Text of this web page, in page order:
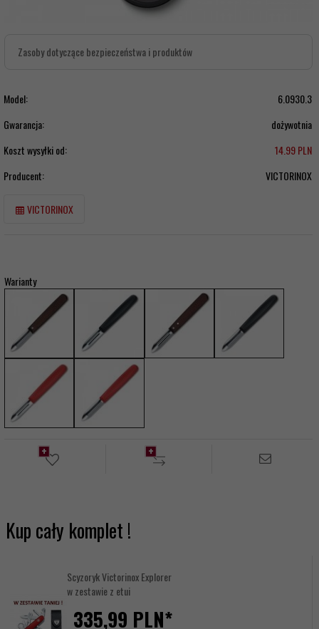
Zasoby dotyczące bezpieczeństwa i produktów
Model:
6.0930.3
Gwarancja:
dożywotnia
Koszt wysyłki od:
14.99 PLN
Producent:
VICTORINOX
VICTORINOX
Warianty
Kup cały komplet !
Scyzoryk Victorinox Explorer
w zestawie z etui
335,99 PLN*